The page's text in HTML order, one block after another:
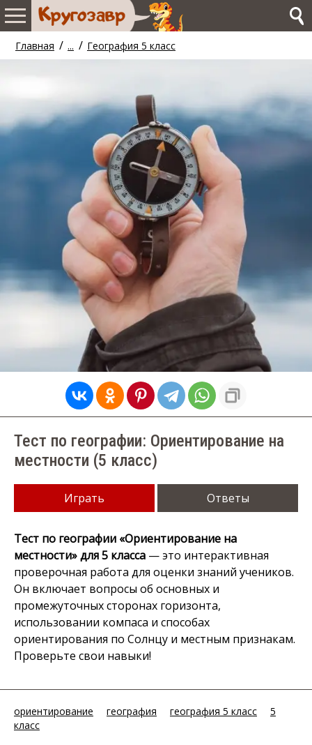
Главная / ... / География 5 класс
Тест по географии: Ориентирование на
местности (5 класс)
Играть Ответы
Тест по географии «Ориентирование на
местности» для 5 класса — это интерактивная
проверочная работа для оценки знаний учеников.
Он включает вопросы об основных и
промежуточных сторонах горизонта,
использовании компаса и способах
ориентирования по Солнцу и местным признакам.
Проверьте свои навыки!
ориентирование география география 5 класс
5
класс